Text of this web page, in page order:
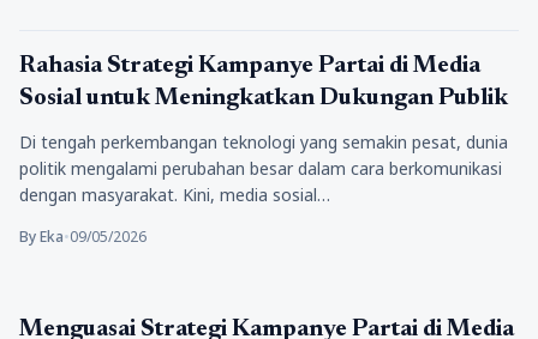
Politik
Rahasia Strategi Kampanye Partai di Media
Sosial untuk Meningkatkan Dukungan Publik
Di tengah perkembangan teknologi yang semakin pesat, dunia
politik mengalami perubahan besar dalam cara berkomunikasi
dengan masyarakat. Kini, media sosial…
By Eka•09/05/2026
Politik
Menguasai Strategi Kampanye Partai di Media